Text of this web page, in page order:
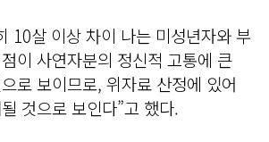
10살 이상 차이 나는 미성년자와 부
이 사연자분의 정신적 고통에 큰
로 보이므로, 위자료 산정에 있어
것으로 보인다”고 했다.